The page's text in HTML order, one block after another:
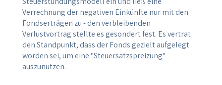
Verrechnung der negativen Einkünfte nur mit den
Fondserträgen zu - den verbleibenden
Verlustvortrag stellte es gesondert fest. Es vertrat
den Standpunkt, dass der Fonds gezielt aufgelegt
worden sei, um eine "Steuersatzspreizung"
auszunutzen.